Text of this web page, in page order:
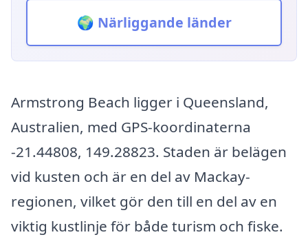
🌍 Närliggande länder
Armstrong Beach ligger i Queensland,
Australien, med GPS-koordinaterna
-21.44808, 149.28823. Staden är belägen
vid kusten och är en del av Mackay-
regionen, vilket gör den till en del av en
viktig kustlinje för både turism och fiske.